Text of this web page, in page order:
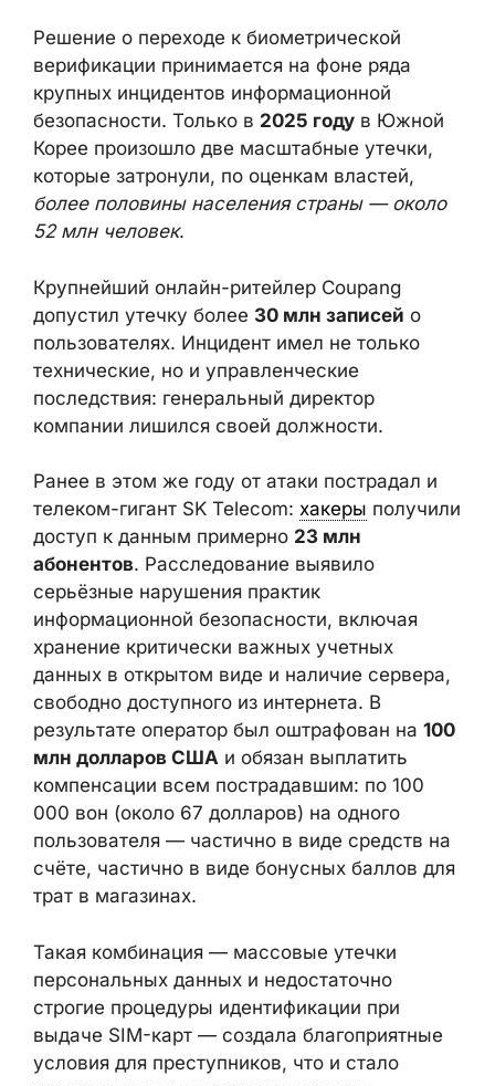
КАК ДРАЙВЕР УЖЕСТОЧЕНИЯ
ТРЕБОВАНИЙ
Решение о переходе к биометрической
верификации принимается на фоне ряда
крупных инцидентов информационной
безопасности. Только в2025 годув Южной
Корее произошло две масштабные утечки,
которые затронули, по оценкам властей,
около 52 млн человек.
Крупнейший онлайн-ритейлер Coupang
допустил утечку более30 млн записей
пользователях. Инцидент имел не только
технические, но и управленческие
компании лишился своей должности.
Ранее в этом же году от атаки пострадал и
телеком-гигант SK Telecom:хакеры
получили доступ к данным примерно
млн абонентов. Расследование выявило
серьёзные нарушения практик
информационной безопасности, включая
хранение критически важных учетных
данных в открытом виде и наличие
сервера, свободно доступного из
интернета. В результате оператор был
оштрафован на 100 млн долларов США
обязан выплатить компенсации всем
пострадавшим: по 100 000 вон (около 67
долларов) на одного пользователя —
частично в виде бонусных баллов для трат
в магазинах.
Такая комбинация — массовые утечки
персональных данных и недостаточно